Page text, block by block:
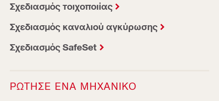
Σχεδιασμός τοιχοποιίας
Σχεδιασμός καναλιού αγκύρωσης
Σχεδιασμός SafeSet
ΡΩΤΗΣΕ ΕΝΑ ΜΗΧΑΝΙΚΟ